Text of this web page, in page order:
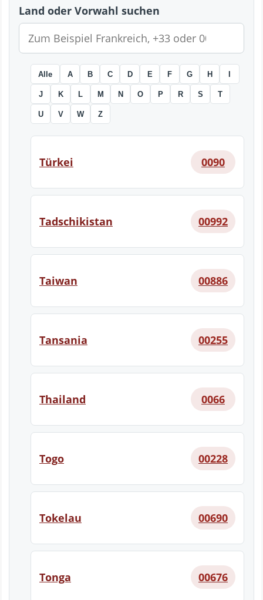
Land oder Vorwahl suchen
Alle A B C D E F G H I
J K L M N O P R S T
U V W Z
Türkei 0090
Tadschikistan 00992
Taiwan 00886
Tansania 00255
Thailand 0066
Togo 00228
Tokelau 00690
Tonga 00676